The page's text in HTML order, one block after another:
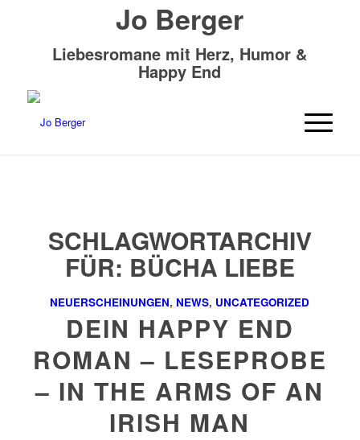
Jo Berger
Liebesromane mit Herz, Humor &
Happy End
SCHLAGWORTARCHIV
FÜR: BÜCHA LIEBE
NEUERSCHEINUNGEN, NEWS, UNCATEGORIZED
DEIN HAPPY END
ROMAN – LESEPROBE
– IN THE ARMS OF AN
IRISH MAN